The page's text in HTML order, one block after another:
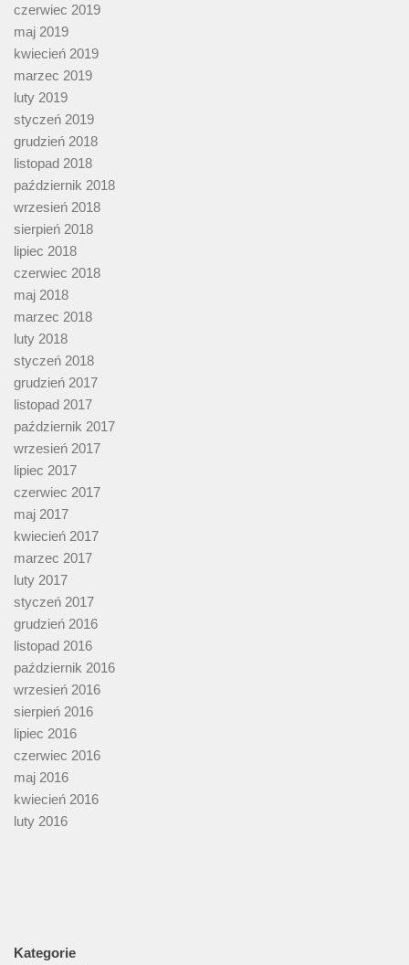
czerwiec 2019
maj 2019
kwiecień 2019
marzec 2019
luty 2019
styczeń 2019
grudzień 2018
listopad 2018
październik 2018
wrzesień 2018
sierpień 2018
lipiec 2018
czerwiec 2018
maj 2018
marzec 2018
luty 2018
styczeń 2018
grudzień 2017
listopad 2017
październik 2017
wrzesień 2017
lipiec 2017
czerwiec 2017
maj 2017
kwiecień 2017
marzec 2017
luty 2017
styczeń 2017
grudzień 2016
listopad 2016
październik 2016
wrzesień 2016
sierpień 2016
lipiec 2016
czerwiec 2016
maj 2016
kwiecień 2016
luty 2016
Kategorie